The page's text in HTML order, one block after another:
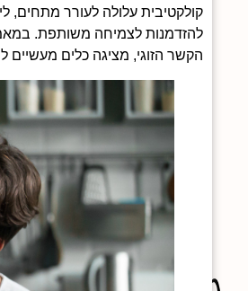
קולקטיבית עלולה לעורר מתחים,
להזדמנות לצמיחה משותפת.
הקשר הזוגי, מציגה כלים מעשיים